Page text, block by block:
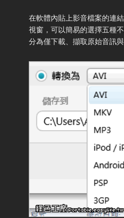
在軟體內貼上影音檔案的連
視窗，可以簡易的選擇五種
分為僅下載、擷取原始音訊